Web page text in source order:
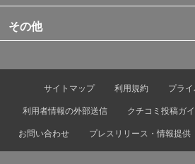
その他
サイトマップ 利用規約
プラ
利用者情報の外部送信
クチコミ投稿ガ
お問い合わせ
プレスリリース・情報提供